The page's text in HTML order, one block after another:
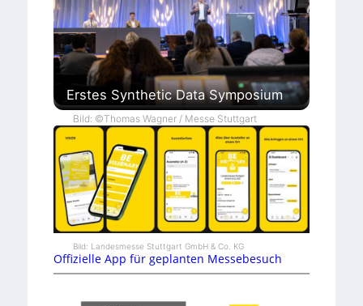
Erstes Synthetic Data Symposium
Bild: ©Thomas Wagner / Messe Stuttgart
Bild: Landesmesse Stuttgart GmbH & Co. KG
Offizielle App für geplanten Messebesuch